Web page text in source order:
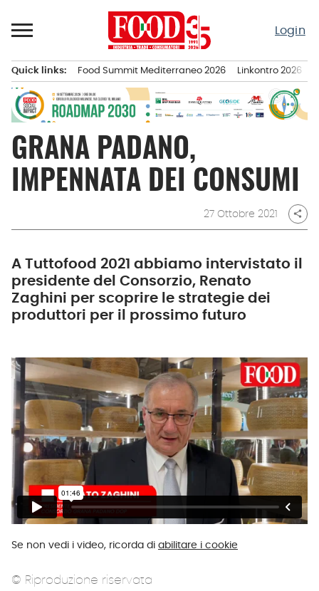
al
Login
principale
Quick links: Food Summit Mediterraneo 2026 Linkontro 2026
GRANA PADANO,
IMPENNATA DEI CONSUMI
27 Ottobre 2021 share
A Tuttofood 2021 abbiamo intervistato il
presidente del Consorzio, Renato
Zaghini per scoprire le strategie dei
produttori per il prossimo futuro
Se non vedi i video, ricorda di abilitare i cookie
© Riproduzione riservata